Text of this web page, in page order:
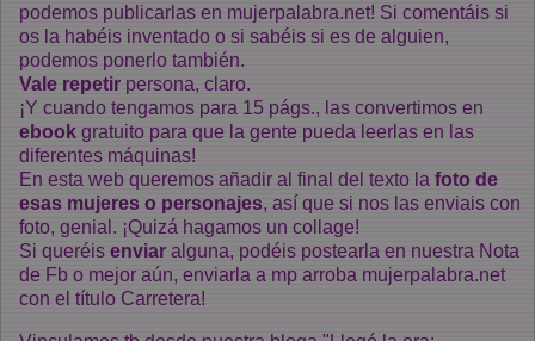
podemos publicarlas en mujerpalabra.net! Si comentáis si
os la habéis inventado o si sabéis si es de alguien,
podemos ponerlo también.
Vale repetir persona, claro.
¡Y cuando tengamos para 15 págs., las convertimos en
ebook gratuito para que la gente pueda leerlas en las
diferentes máquinas!
En esta web queremos añadir al final del texto la foto de
esas mujeres o personajes, así que si nos las enviais con
foto, genial. ¡Quizá hagamos un collage!
Si queréis enviar alguna, podéis postearla en nuestra Nota
de Fb o mejor aún, enviarla a mp arroba mujerpalabra.net
con el título Carretera!